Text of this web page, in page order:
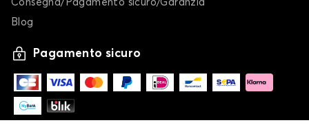
Consegna/Pagamento sicuro/Garanzia
Blog
Pagamento sicuro